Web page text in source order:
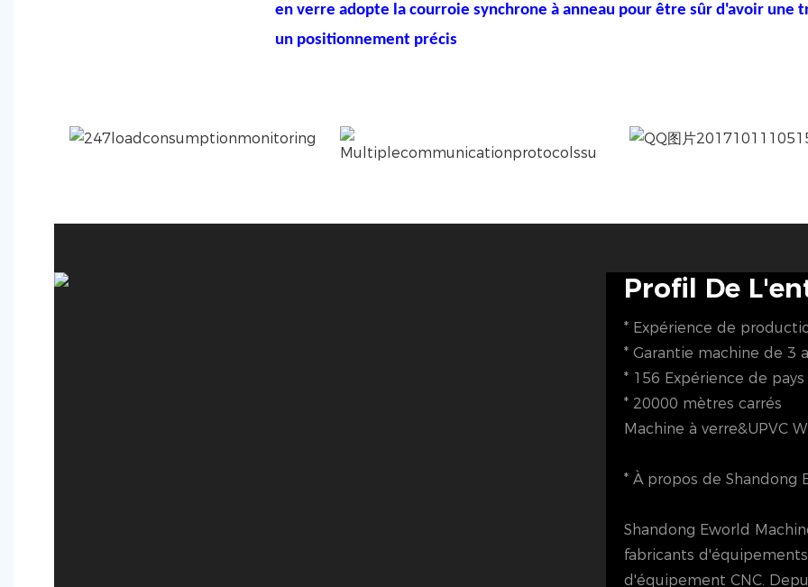
en verre adopte la courroie synchrone à anneau pour être sûr d'avoir une
un positionnement précis
Profil De
* Expérience de
* Garantie machine de 3
* 156 Expérience de
* 20000 mètres carrés
Machine à verre&UPVC
* À propos de Shandong
Shandong Eworld
fabricants
d'équipement CNC.